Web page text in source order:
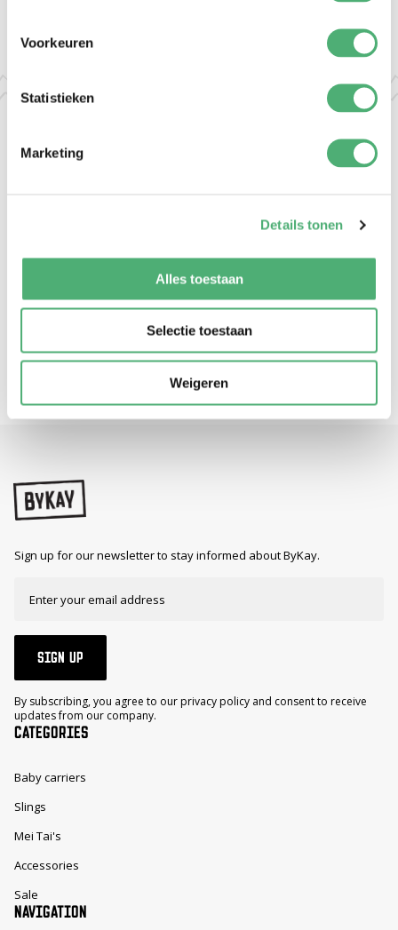
Voorkeuren
Statistieken
Marketing
Details tonen
Alles toestaan
Selectie toestaan
Weigeren
The Mei Tai Deluxe is a hybrid baby carrier that allows you to
about 3 years of age. The baby carrier is suitable for carrying on
your stomach, hip and back, facing you. The Mei Tai Deluxe can
needs of you and your child.
Sign up for our newsletter to stay informed about ByKay.
SIGN UP
By subscribing, you agree to our privacy policy and consent to receive
updates from our company.
CATEGORIES
Baby carriers
Slings
Mei Tai's
Accessories
Sale
NAVIGATION